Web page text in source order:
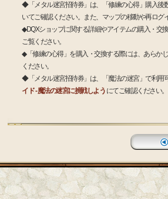
◆「メタル迷宮招待券」は、「修練の心得」購入後
いてご確認ください。また、マップの移動や再ログ
◆DQXショップに関する詳細やアイテムの購入・交
ご覧ください。
◆「修練の心得」を購入・交換する際には、あらか
ください。
◆「メタル迷宮招待券」は、「魔法の迷宮」で利用
イド - 魔法の迷宮に挑戦しよう にてご確認ください。